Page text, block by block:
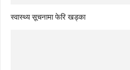
स्वास्थ्य सूचनामा फेरि खड्का